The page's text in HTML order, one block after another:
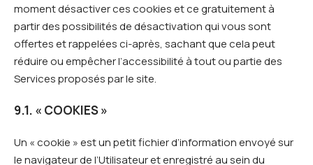
moment désactiver ces cookies et ce gratuitement à
partir des possibilités de désactivation qui vous sont
offertes et rappelées ci-après, sachant que cela peut
réduire ou empêcher l’accessibilité à tout ou partie des
Services proposés par le site.
9.1. « COOKIES »
Un « cookie » est un petit fichier d’information envoyé sur
le navigateur de l’Utilisateur et enregistré au sein du